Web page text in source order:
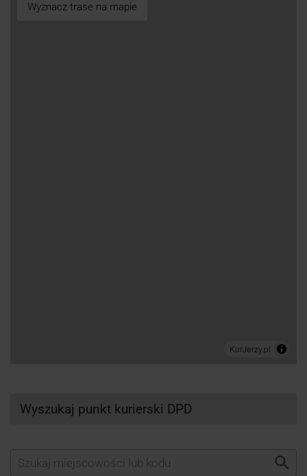
Wyznacz trase na mapie
Wyszukaj punkt kurierski DPD